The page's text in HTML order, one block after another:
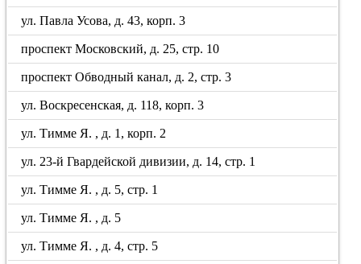
ул. Павла Усова, д. 43, корп. 3
проспект Московский, д. 25, стр. 10
проспект Обводный канал, д. 2, стр. 3
ул. Воскресенская, д. 118, корп. 3
ул. Тимме Я. , д. 1, корп. 2
ул. 23-й Гвардейской дивизии, д. 14, стр. 1
ул. Тимме Я. , д. 5, стр. 1
ул. Тимме Я. , д. 5
ул. Тимме Я. , д. 4, стр. 5